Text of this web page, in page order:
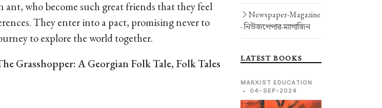
ant, who become such great friends that they feel
They enter into a pact, promising never to
to explore the world together.
Grasshopper: A Georgian Folk Tale, Folk Tales
Newspaper-Magazine
-নিউজপেপার-ম্যাগাজিন
LATEST BOOKS
MARXIST EDUCATION
•
04-SEP-2024